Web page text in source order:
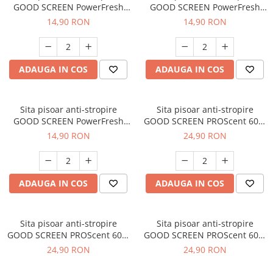
GOOD SCREEN PowerFresh
30+, Pine Fresh
14,90 RON
ADAUGA IN COS
GOOD SCREEN PowerFresh
30+, Lavender
14,90 RON
ADAUGA IN COS
Sita pisoar anti-stropire
GOOD SCREEN PowerFresh
30+, Citrus
14,90 RON
ADAUGA IN COS
Sita pisoar anti-stropire
GOOD SCREEN PROScent 60+,
Melon
24,90 RON
ADAUGA IN COS
Sita pisoar anti-stropire
GOOD SCREEN PROScent 60+,
Purple Berry
24,90 RON
Sita pisoar anti-stropire
GOOD SCREEN PROScent 60+,
Green Apple
24,90 RON